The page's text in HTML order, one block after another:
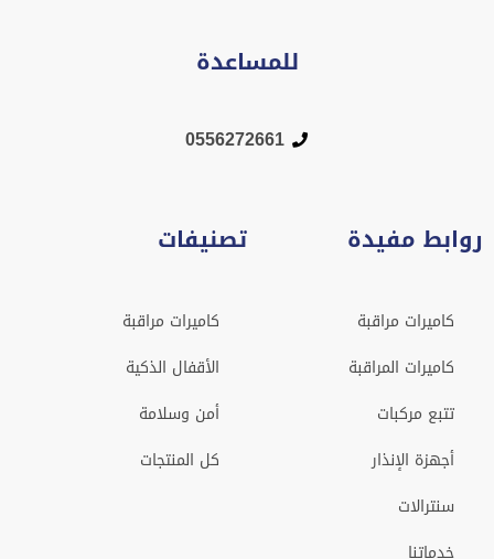
للمساعدة
0556272661
روابط مفيدة
كاميرات مراقبة
كاميرات المراقبة
تتبع مركبات
أجهزة الإنذار
سنترالات
خدماتنا
تصنيفات
كاميرات مراقبة
الأقفال الذكية
أمن وسلامة
كل المنتجات